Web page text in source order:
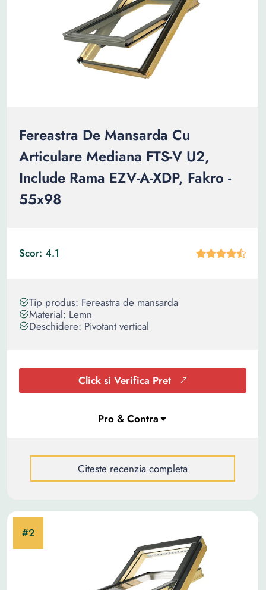
Fereastra De Mansarda Cu
Articulare Mediana FTS-V U2,
Include Rama EZV-A-XDP, Fakro -
55x98
Scor: 4.1
Tip produs: Fereastra de mansarda
Material: Lemn
Deschidere: Pivotant vertical
Click si Verifica Pret
Citeste recenzia completa